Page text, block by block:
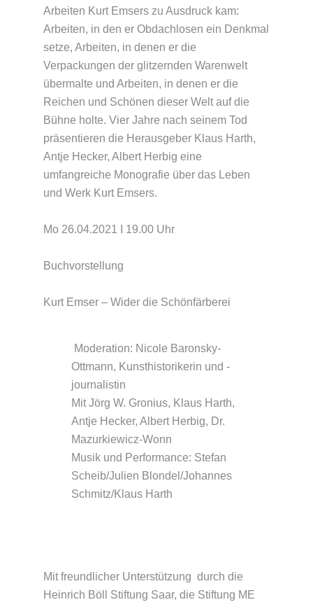
Arbeiten Kurt Emsers zu Ausdruck kam:
Arbeiten, in den er Obdachlosen ein Denkmal
setze, Arbeiten, in denen er die
Verpackungen der glitzernden Warenwelt
übermalte und Arbeiten, in denen er die
Reichen und Schönen dieser Welt auf die
Bühne holte. Vier Jahre nach seinem Tod
präsentieren die Herausgeber Klaus Harth,
Antje Hecker, Albert Herbig eine
umfangreiche Monografie über das Leben
und Werk Kurt Emsers.
Mo 26.04.2021 I 19.00 Uhr
Buchvorstellung
Kurt Emser – Wider die Schönfärberei
Moderation: Nicole Baronsky-
Ottmann, Kunsthistorikerin und -
journalistin
Mit Jörg W. Gronius, Klaus Harth,
Antje Hecker, Albert Herbig, Dr.
Mazurkiewicz-Wonn
Musik und Performance: Stefan
Scheib/Julien Blondel/Johannes
Schmitz/Klaus Harth
Mit freundlicher Unterstützung durch die
Heinrich Böll Stiftung Saar, die Stiftung ME